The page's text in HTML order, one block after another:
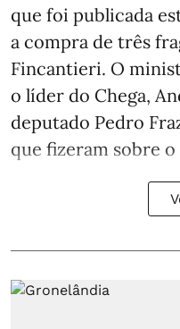
que foi publicada
a compra de três
Fincantieri. O
o líder do Chega,
deputado Pedro
que fizeram sobre o